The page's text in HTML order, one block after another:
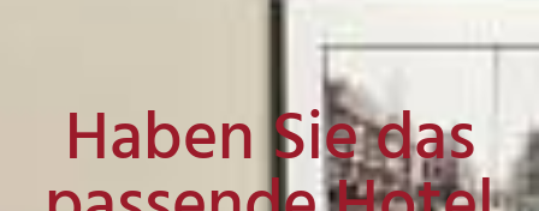
Haben Sie das